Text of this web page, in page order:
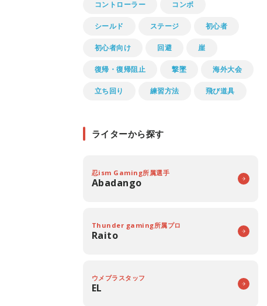
コントローラー コンボ
シールド ステージ 初心者
初心者向け 回避 崖
復帰・復帰阻止 撃墜 海外大会
立ち回り 練習方法 飛び道具
ライターから探す
忍ism Gaming所属選手
Abadango
Thunder gaming所属プロ
Raito
ウメブラスタッフ
EL